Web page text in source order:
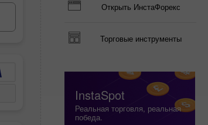
Открыть ИнстаФорекс
Торговые инструменты
InstaSpot
Реальная торговля, реальная
победа.